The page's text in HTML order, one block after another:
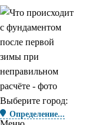
Выберите город:
Определение...